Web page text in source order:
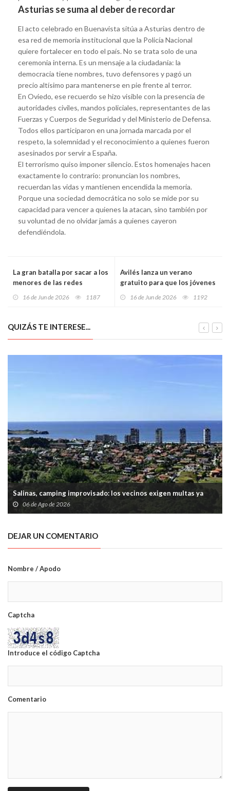
Asturias se suma al deber de recordar
El acto celebrado en Buenavista sitúa a Asturias dentro de
esa red de memoria institucional que la Policía Nacional
quiere fortalecer en todo el país. No se trata solo de una
ceremonia interna. Es un mensaje a la ciudadanía: la
democracia tiene nombres, tuvo defensores y pagó un
precio altísimo para mantenerse en pie frente al terror.
En Oviedo, ese recuerdo se hizo visible con la presencia de
autoridades civiles, mandos policiales, representantes de las
Fuerzas y Cuerpos de Seguridad y del Ministerio de Defensa.
Todos ellos participaron en una jornada marcada por el
respeto, la solemnidad y el reconocimiento a quienes fueron
asesinados por servir a España.
El terrorismo quiso imponer silencio. Estos homenajes hacen
exactamente lo contrario: pronuncian los nombres,
recuerdan las vidas y mantienen encendida la memoria.
Porque una sociedad democrática no solo se mide por su
capacidad para vencer a quienes la atacan, sino también por
su voluntad de no olvidar jamás a quienes cayeron
defendiéndola.
La gran batalla por sacar a los
menores de las redes
16 de Jun de 2026 1187
Avilés lanza un verano
gratuito para que los jóvenes
16 de Jun de 2026 1192
QUIZÁS TE INTERESE...
Salinas, camping improvisado: los vecinos exigen multas ya
06 de Ago de 2026
DEJAR UN COMENTARIO
Nombre / Apodo
Captcha
Introduce el código Captcha
Comentario